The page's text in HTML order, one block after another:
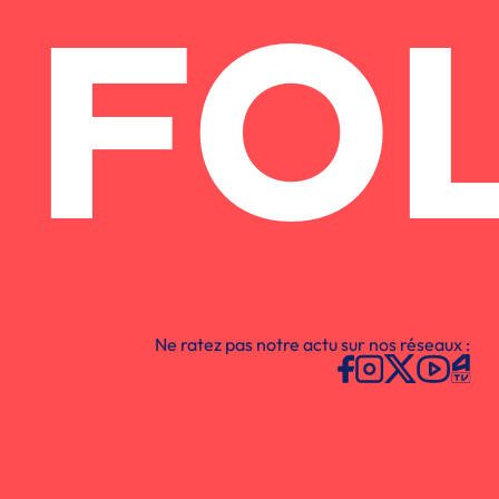
Ne ratez pas notre actu sur nos réseaux :